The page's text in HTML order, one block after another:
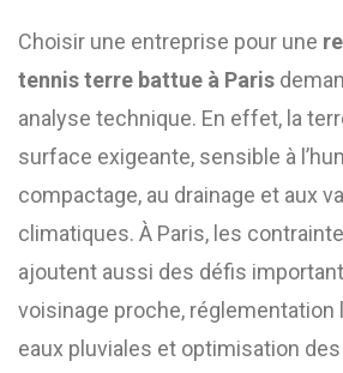
Choisir une entreprise pour une
tennis terre battue à Paris
analyse technique. En effet, la
surface exigeante, sensible à
compactage, au drainage et aux
climatiques. À Paris, les
ajoutent aussi des défis
voisinage proche, réglementation
eaux pluviales et optimisation